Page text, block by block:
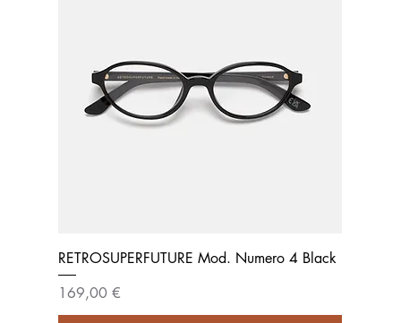
RETROSUPERFUTURE Mod. Numero 4 Black
Prezzo
169,00 €